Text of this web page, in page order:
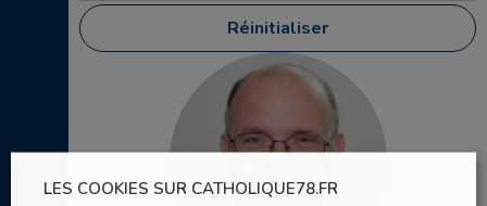
Réinitialiser
LES COOKIES SUR CATHOLIQUE78.FR